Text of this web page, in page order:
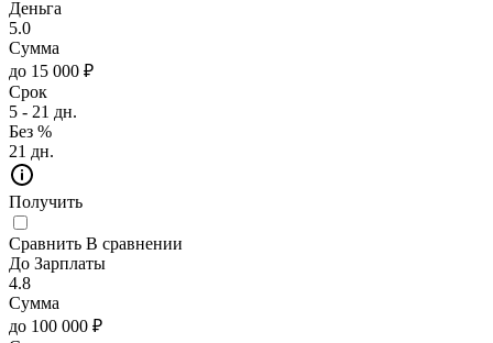
Деньга
5.0
Сумма
до 15 000 ₽
Срок
5 - 21 дн.
Без %
21 дн.
Получить
Сравнить В сравнении
До Зарплаты
4.8
Сумма
до 100 000 ₽